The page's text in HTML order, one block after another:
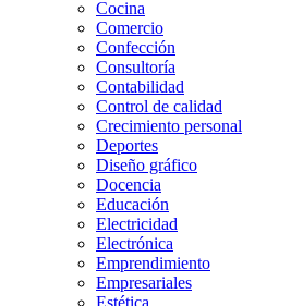
Cocina
Comercio
Confección
Consultoría
Contabilidad
Control de calidad
Crecimiento personal
Deportes
Diseño gráfico
Docencia
Educación
Electricidad
Electrónica
Emprendimiento
Empresariales
Estética